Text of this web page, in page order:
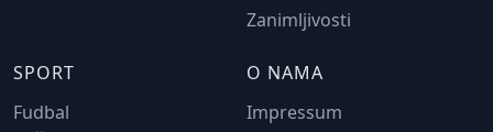
Zanimljivosti
SPORT
Fudbal
O NAMA
Impressum